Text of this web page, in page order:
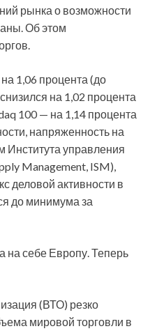
рынка о возможности
Об этом
1,06 процента (до
на 1,02 процента
100 — на 1,14 процента
напряженность на
Института управления
Management, ISM),
деловой активности в
до минимума за
на себе Европу. Теперь
(ВТО) резко
мировой торговли в